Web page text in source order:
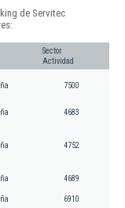
de Servitec
Sector
Actividad
7500
4683
4752
4689
6910